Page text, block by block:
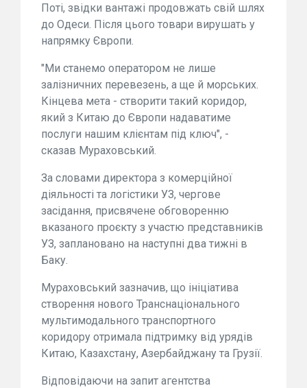
Поті, звідки вантажі продовжать свій шлях
до Одеси. Після цього товари вирушать у
напрямку Європи.
"Ми станемо оператором не лише
залізничних перевезень, а ще й морських.
Кінцева мета - створити такий коридор,
який з Китаю до Європи надаватиме
послуги нашим клієнтам під ключ", -
сказав Мураховський.
За словами директора з комерційної
діяльності та логістики УЗ, чергове
засідання, присвячене обговоренню
вказаного проєкту з участю представників
УЗ, заплановано на наступні два тижні в
Баку.
Мураховський зазначив, що ініціатива
створення нового Транснаціонального
мультимодального транспортного
коридору отримала підтримку від урядів
Китаю, Казахстану, Азербайджану та Грузії.
Відповідаючи на запит агентства